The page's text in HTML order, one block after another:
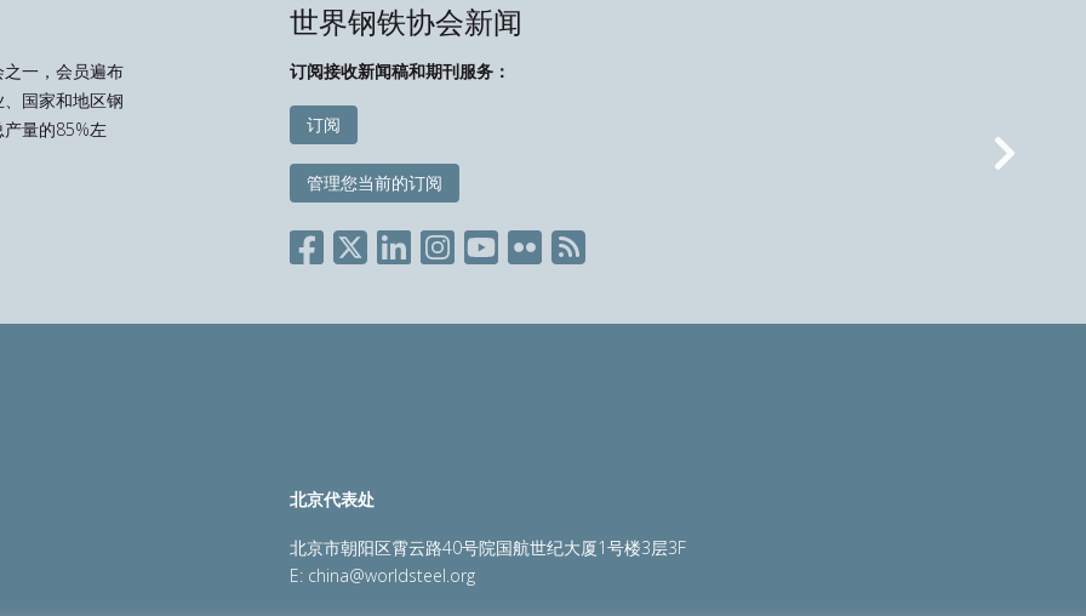
一，会员遍布
国家和地区钢
量的85%左
世界钢铁协会新闻
订阅接收新闻稿和期刊服务：
订阅
管理您当前的订阅 Next
北京代表处
北京市朝阳区霄云路40号院国航世纪大厦1号楼3层3F
E: china@worldsteel.org